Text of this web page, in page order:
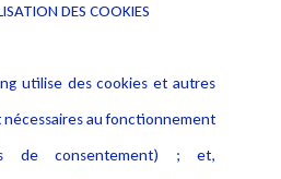
DES COOKIES
utilise des cookies et autres
au fonctionnement
de consentement) ; et,